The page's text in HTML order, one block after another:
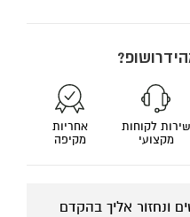
שירות לקוחות
מקצועי
אחריות
מקיפה
ונחזור אליך בהקדם